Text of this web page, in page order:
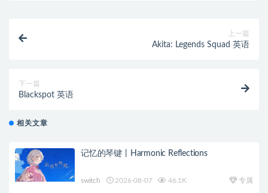
上一篇
Akita: Legends Squad 英语
下一篇
Blackspot 英语
相关文章
记忆的琴键丨Harmonic Reflections
switch 2026-08-07 46.1K 专属